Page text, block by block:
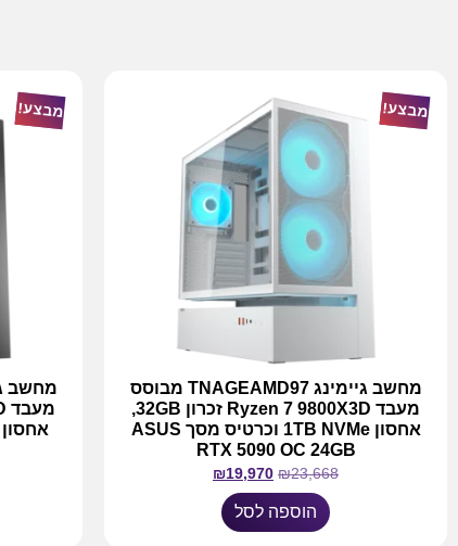
מבצע!
מחשב גיימינג TNAGEAMD97 מבוסס
מעבד Ryzen 7 9800X3D זכרון 32GB,
אחסון 1TB NVMe וכרטיס מסך ASUS
RTX 5090 OC 24GB
₪23,668
₪19,970
הוספה לסל
מבצע!